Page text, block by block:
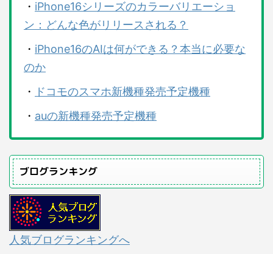
・ iPhone16シリーズのカラーバリエーショ
ン：どんな色がリリースされる？
・ iPhone16のAIは何ができる？本当に必要な
のか
・
ドコモのスマホ新機種発売予定機種
・ auの新機種発売予定機種
ブログランキング
人気ブログランキングへ